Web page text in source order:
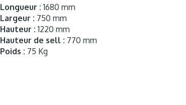
Longueur : 1680 mm
Largeur : 750 mm
Hauteur : 1220 mm
Hauteur de sell : 770 mm
Poids : 75 Kg